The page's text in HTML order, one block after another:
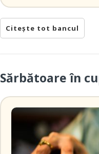
Citește tot bancul
Sărbătoare în